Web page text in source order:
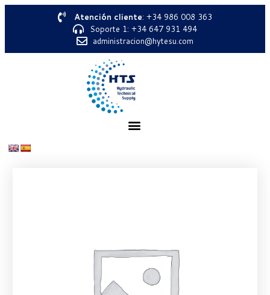
Atención cliente: +34 986 008 363
Soporte 1: +34 647 931 494
administracion@hytesu.com